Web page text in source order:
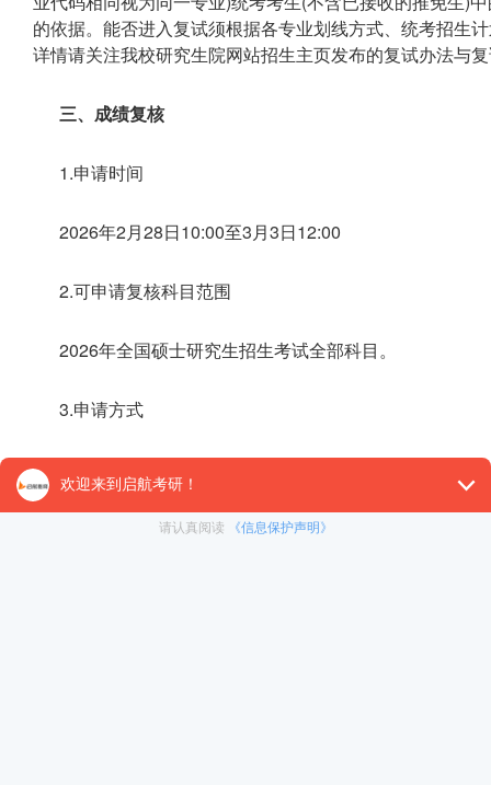
的依据。能否进入复试须根据各专业划线方式、统考招生
详情请关注我校研究生院网站招生主页发布的复试办法与
三、成绩复核
1.申请时间
2026年2月28日10:00至3月3日12:00
2.可申请复核科目范围
2026年全国硕士研究生招生考试全部科目。
3.申请方式
(1)考生需登录“大连理工大学硕士研究生复试录取服务